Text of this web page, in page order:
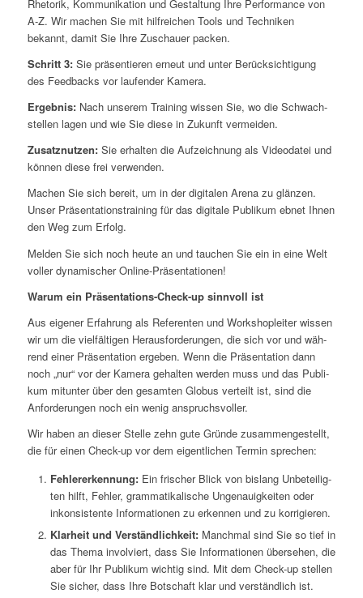
Rhe­to­rik, Kom­mu­ni­ka­ti­on und Gestal­tung Ihre Per­for­mance von
A‑Z. Wir machen Sie mit hilf­rei­chen Tools und Tech­ni­ken
bekannt, damit Sie Ihre Zuschau­er packen.
Schritt 3: Sie prä­sen­tie­ren erneut und unter Berück­sich­ti­gung
des Feed­backs vor lau­fen­der Kamera.
Ergeb­nis: Nach unse­rem Trai­ning wis­sen Sie, wo die Schwach­
stel­len lagen und wie Sie die­se in Zukunft vermeiden.
Zusatz­nut­zen: Sie erhal­ten die Auf­zeich­nung als Video­da­tei und
kön­nen die­se frei verwenden.
Machen Sie sich bereit, um in der digi­ta­len Are­na zu glän­zen.
Unser Prä­sen­ta­ti­ons­trai­ning für das digi­ta­le Publi­kum ebnet Ihnen
den Weg zum Erfolg.
Mel­den Sie sich noch heu­te an und tau­chen Sie ein in eine Welt
vol­ler dyna­mi­scher Online-Präsentationen!
War­um ein Prä­sen­ta­ti­ons-Check-up sinn­voll ist
Aus eige­ner Erfah­rung als Refe­ren­ten und Work­shop­lei­ter wis­sen
wir um die viel­fäl­ti­gen Her­aus­for­de­run­gen, die sich vor und wäh­
rend einer Prä­sen­ta­ti­on erge­ben. Wenn die Prä­sen­ta­ti­on dann
noch „nur“ vor der Kame­ra gehal­ten wer­den muss und das Publi­
kum mit­un­ter über den gesam­ten Glo­bus ver­teilt ist, sind die
Anfor­de­run­gen noch ein wenig anspruchsvoller.
Wir haben an die­ser Stel­le zehn gute Grün­de zusam­men­ge­stellt,
die für einen Check-up vor dem eigent­li­chen Ter­min sprechen:
Feh­ler­er­ken­nung:Ein fri­scher Blick von bis­lang Unbe­tei­lig­
ten hilft, Feh­ler, gram­ma­ti­ka­li­sche Unge­nau­ig­kei­ten oder
inkon­sis­ten­te Infor­ma­tio­nen zu erken­nen und zu korrigieren.
Klar­heit und Ver­ständ­lich­keit:Manch­mal sind Sie so tief in
das The­ma invol­viert, dass Sie Infor­ma­tio­nen über­se­hen, die
aber für Ihr Publi­kum wich­tig sind. Mit dem Check-up stel­len
Sie sicher, dass Ihre Bot­schaft klar und ver­ständ­lich ist.